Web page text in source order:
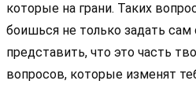
которые на грани. Таких
боишься не только задать сам
представить, что это часть
вопросов, которые изменят